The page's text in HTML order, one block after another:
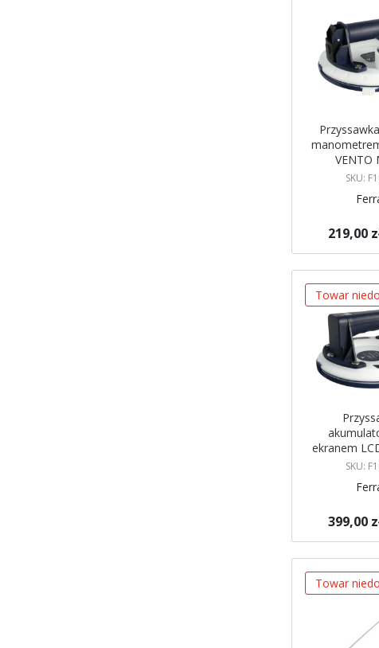
VENTO
SKU:
219,00
Towar
ekranem
PRESTO
SKU:
399,00
Brak w
Powiadom
Towar